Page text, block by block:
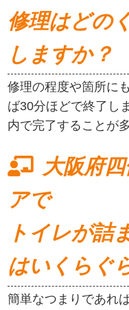
修理はどの
しますか？
修理の程度や箇所に
ば30分ほどで終了し
内で完了することが
大阪府
アで
トイレが詰
はいくらぐ
簡単なつまりであれ